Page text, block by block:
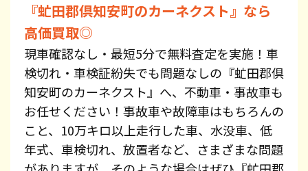
『虻田郡倶知安町のカーネクスト』なら
高価買取◎
現車確認なし・最短5分で無料査定を実施！車
検切れ・車検証紛失でも問題なしの『虻田郡倶
知安町のカーネクスト』へ、不動車・事故車も
お任せください！事故車や故障車はもちろんの
こと、10万キロ以上走行した車、水没車、低
年式、車検切れ、放置者など、さまざまな問題